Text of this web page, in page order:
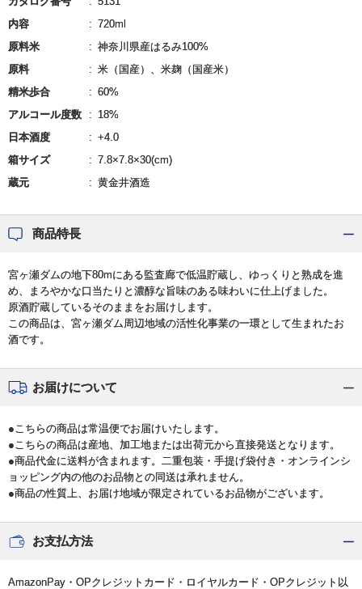
内容
720ml
原料米
神奈川県産はるみ100%
原料
米（国産）、米麹（国産米）
精米歩合
60%
アルコール度数
18%
日本酒度
+4.0
箱サイズ
7.8×7.8×30(cm)
蔵元
黄金井酒造
商品特長
宮ヶ瀬ダムの地下80mにある監査廊で低温貯蔵し、ゆっくりと熟成を進
め、まろやかな口当たりと濃醇な旨味のある味わいに仕上げました。
原酒貯蔵しているそのままをお届けします。
この商品は、宮ヶ瀬ダム周辺地域の活性化事業の一環として生まれたお
酒です。
お届けについて
●こちらの商品は常温便でお届けいたします。
●こちらの商品は産地、加工地または出荷元から直接発送となります。
●商品代金に送料が含まれます。二重包装・手提げ袋付き・オンラインシ
ョッピング内の他のお品物との同送は承れません。
●商品の性質上、お届け地域が限定されているお品物がございます。
お支払方法
AmazonPay・OPクレジットカード・ロイヤルカード・OPクレジット以